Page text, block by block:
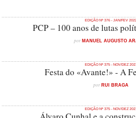
EDIÇÃO Nº 376 - JAN/FEV
PCP – 100 anos de lutas
porMANUEL AUGUSTO
EDIÇÃO Nº 375 - NOV/DEZ 2021
Festa do «Avante!» - A
porRUI BRAGA
EDIÇÃO Nº 375 - NOV/DEZ 2021